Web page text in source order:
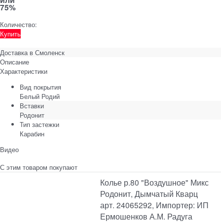
75%
Количество:
Купить
Доставка в Смоленск
Описание
Характеристики
Вид покрытия
Белый Родий
Вставки
Родонит
Тип застежки
Карабин
Видео
С этим товаром покупают
Колье р.80 "Воздушное" Микс
Родонит, Дымчатый Кварц
арт. 24065292, Импортер: ИП
Ермошенков А.М. Радуга